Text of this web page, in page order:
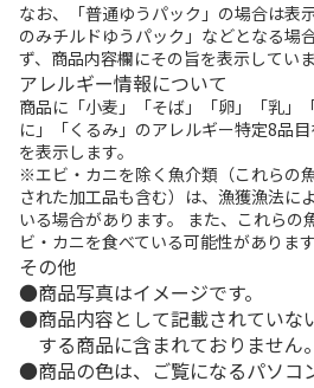
なお、「普通ゆうパック」の場合は表
のみチルドゆうパック」などとなる場
ず、商品内容欄にその旨を表示していま
アレルギー情報について
商品に「小麦」「そば」「卵」「乳」
に」「くるみ」のアレルギー特定8品
を表示します。
※エビ・カニを除く魚介類（これらの
された加工品も含む）は、漁獲漁法に
いる場合があります。 また、これらの
ビ・カニを食べている可能性があります
その他
商品写真はイメージです。
商品内容として記載されていな
する商品に含まれておりません。
商品の色は、ご覧になるパソコ